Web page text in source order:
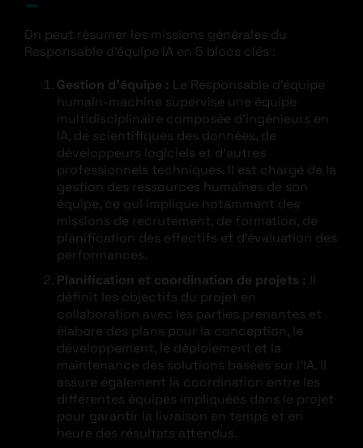
On peut résumer les missions générales du
Responsable d’équipe IA en 5 blocs clés :
Gestion d’équipe : Le Responsable d’équipe
humain-machine supervise une équipe
multidisciplinaire composée d’ingénieurs en
IA, de scientifiques des données, de
développeurs logiciels et d’autres
professionnels techniques. Il est chargé de la
gestion des ressources humaines de son
équipe, ce qui implique notamment des
missions de recrutement, de formation, de
planification des effectifs et d’évaluation des
performances.
Planification et coordination de projets :
définit les objectifs du projet en
collaboration avec les parties prenantes et
élabore des plans pour la conception, le
développement, le déploiement et la
maintenance des solutions basées sur l’IA. Il
assure également la coordination entre les
différentes équipes impliquées dans le projet
pour garantir la livraison en temps et en
heure des résultats attendus.